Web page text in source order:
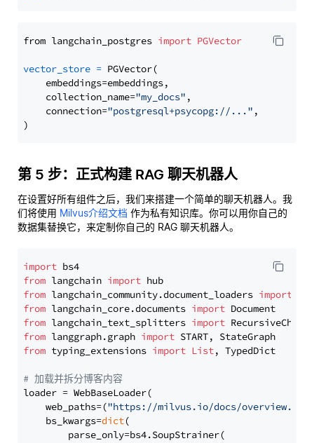
from langchain_postgres import PGVector
vector_store = PGVector(
    embeddings=embeddings,
    collection_name=
"my_docs" ,
    connection=
"postgresql+psycopg://..." ,
第 5 步：正式构建 RAG 聊天机器人
在设置好所有组件之后，我们来搭建一个简单的聊天机器人。我
们将使用 Milvus介绍文档 作为私有知识库。你可以用你自己的
数据集替换它，来定制你自己的 RAG 聊天机器人。
import
from langchain import
from langchain_community.document_loaders import
from langchain_core.documents import
from langchain_text_splitters import
from langgraph.graph import
from typing_extensions import List, TypedDict
# 加载并拆分博客内容
loader = WebBaseLoader(
    web_paths=(
"https://milvus.io/docs/overview.md"
    bs_kwargs=
dict(
        parse_only=bs4.SoupStrainer(